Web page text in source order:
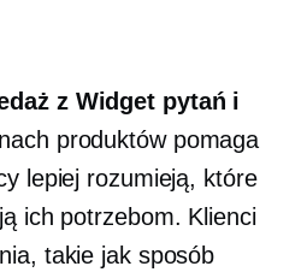
z Widget pytań i
produktów pomaga
lepiej rozumieją, które
ich potrzebom. Klienci
takie jak sposób